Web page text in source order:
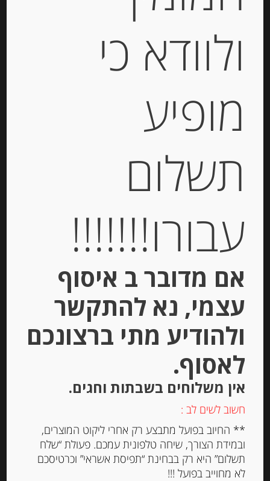
שומן
-
יחידות
הוספה לסל
גבינה טריה למריחה “מאדאם לואיק”
עם אגוזי מלך 23% שומן MADAME
LOÏK
ולוודא כי
מופיע
תשלום
עבורו!!!!!!!
אם מדובר ב איסוף
עצמי, נא להתקשר
ולהודיע מתי ברצונכם
לאסוף.
אין משלוחים בשבתות וחגים.
חשוב לשים לב :
** החיוב בפועל מתבצע רק אחרי ליקוט המוצרים,
ובמידת הצורך, שיחה טלפונית עמכם. פעולת “שלח
תשלום” היא רק בבחינת “תפיסת אשראי” וכרטיסכם
לא מחוייב בפועל !!!